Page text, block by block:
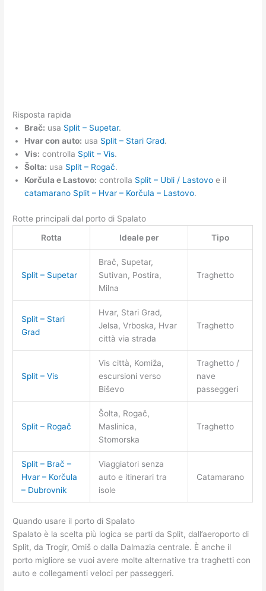
Risposta rapida
Brač: usa Split – Supetar.
Hvar con auto: usa Split – Stari Grad.
Vis: controlla Split – Vis.
Šolta: usa Split – Rogač.
Korčula e Lastovo: controlla Split – Ubli / Lastovo e il
catamarano Split – Hvar – Korčula – Lastovo.
Rotte principali dal porto di Spalato
Rotta
Ideale per Tipo
Split – Supetar
Brač, Supetar,
Sutivan, Postira,
Milna
Traghetto
Split – Stari
Grad
Hvar, Stari Grad,
Jelsa, Vrboska, Hvar
città via strada
Traghetto
Split – Vis
Vis città, Komiža,
escursioni verso
Biševo
Traghetto /
nave
passeggeri
Split – Rogač
Šolta, Rogač,
Maslinica,
Stomorska
Traghetto
Split – Brač –
Hvar – Korčula
– Dubrovnik
Viaggiatori senza
auto e itinerari tra
isole
Catamarano
Quando usare il porto di Spalato
Spalato è la scelta più logica se parti da Split, dall’aeroporto di
Split, da Trogir, Omiš o dalla Dalmazia centrale. È anche il
porto migliore se vuoi avere molte alternative tra traghetti con
auto e collegamenti veloci per passeggeri.